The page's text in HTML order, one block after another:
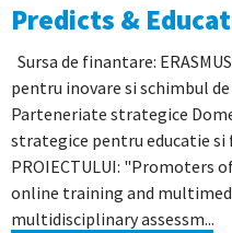
Predicts &
Sursa de finantare:
pentru inovare si schimbul
Parteneriate strategice
strategice pentru educatie
PROIECTULUI: "Promoters
online training and
multidisciplinary assessm...